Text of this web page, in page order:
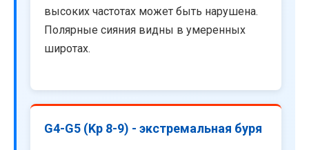
высоких частотах может быть нарушена.
Полярные сияния видны в умеренных
широтах.
G4-G5 (Kp 8-9) - экстремальная буря